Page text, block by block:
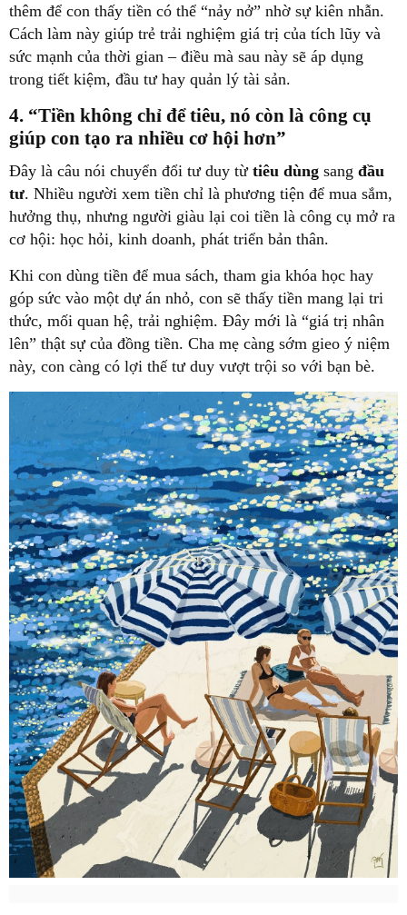
thêm để con thấy tiền có thể “nảy nở” nhờ sự kiên nhẫn.
Cách làm này giúp trẻ trải nghiệm giá trị của tích lũy và
sức mạnh của thời gian – điều mà sau này sẽ áp dụng
trong tiết kiệm, đầu tư hay quản lý tài sản.
4. “Tiền không chỉ để tiêu, nó còn là công cụ
giúp con tạo ra nhiều cơ hội hơn”
Đây là câu nói chuyển đổi tư duy từ tiêu dùng sang đầu
tư. Nhiều người xem tiền chỉ là phương tiện để mua sắm,
hưởng thụ, nhưng người giàu lại coi tiền là công cụ mở ra
cơ hội: học hỏi, kinh doanh, phát triển bản thân.
Khi con dùng tiền để mua sách, tham gia khóa học hay
góp sức vào một dự án nhỏ, con sẽ thấy tiền mang lại tri
thức, mối quan hệ, trải nghiệm. Đây mới là “giá trị nhân
lên” thật sự của đồng tiền. Cha mẹ càng sớm gieo ý niệm
này, con càng có lợi thế tư duy vượt trội so với bạn bè.